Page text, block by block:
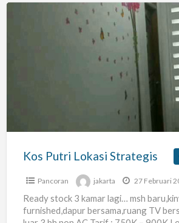
Kos Putri Lokasi Strategis
Pancoran jakarta 27 Februari
Ready stock 3 kamar lagi… msh
furnished,dapur bersama,ruang TV